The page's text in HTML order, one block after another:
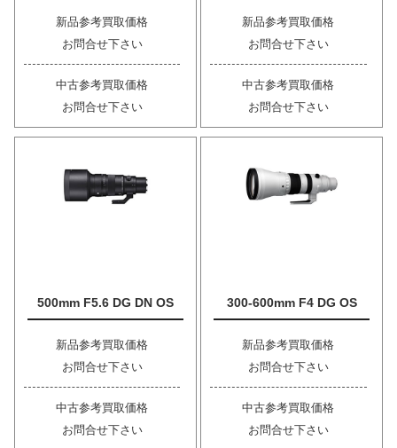
新品参考買取価格
お問合せ下さい
中古参考買取価格
お問合せ下さい
新品参考買取価格
お問合せ下さい
中古参考買取価格
お問合せ下さい
500mm F5.6 DG DN OS
新品参考買取価格
お問合せ下さい
中古参考買取価格
お問合せ下さい
300-600mm F4 DG OS
新品参考買取価格
お問合せ下さい
中古参考買取価格
お問合せ下さい